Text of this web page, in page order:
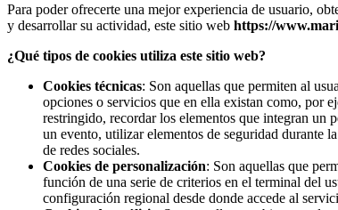
Para poder ofrecerte una mejor experiencia de usuario,
y desarrollar su actividad, este sitio web https://
¿Qué tipos de cookies utiliza este sitio web?
Cookies técnicas: Son aquellas que permiten al
opciones o servicios que en ella existan como, por
restringido, recordar los elementos que integran un
un evento, utilizar elementos de seguridad durante
de redes sociales.
Cookies de personalización: Son aquellas que
función de una serie de criterios en el terminal del
configuración regional desde donde accede al